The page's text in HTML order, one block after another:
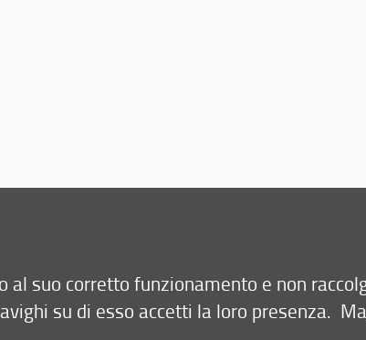
al suo corretto funzionamento e non
su di esso accetti la loro presenza.